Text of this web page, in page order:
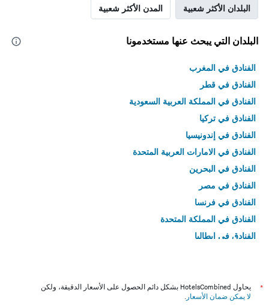
البلدان الأكثر شعبية المدن الأكثر شعبية
البلدان التي يبحث عنها مستخدمونا
الفنادق في المغرب
الفنادق في قطر
الفنادق في المملكة العربية السعودية
الفنادق في تركيا
الفنادق في إندونيسيا
الفنادق في الامارات العربية المتحدة
الفنادق في البحرين
الفنادق في مصر
الفنادق في فرنسا
الفنادق في المملكة المتحدة
الفنادق في إيطاليا
*
يحاول HotelsCombined بشكل دائم الحصول على الأسعار الدقيقة، ولكن
لا يمكن ضمان الأسعار .